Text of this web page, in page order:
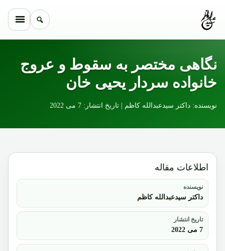
نگاهی مختصر به سقوط و عروج
خانواده سردار یحیی خان
نویسنده: داکتر سیدعبدالله کاظم | تاریخ انتشار: 7 می 2022
اطلاعات مقاله
نویسنده
داکتر سیدعبدالله کاظم
تاریخ انتشار
7 می 2022